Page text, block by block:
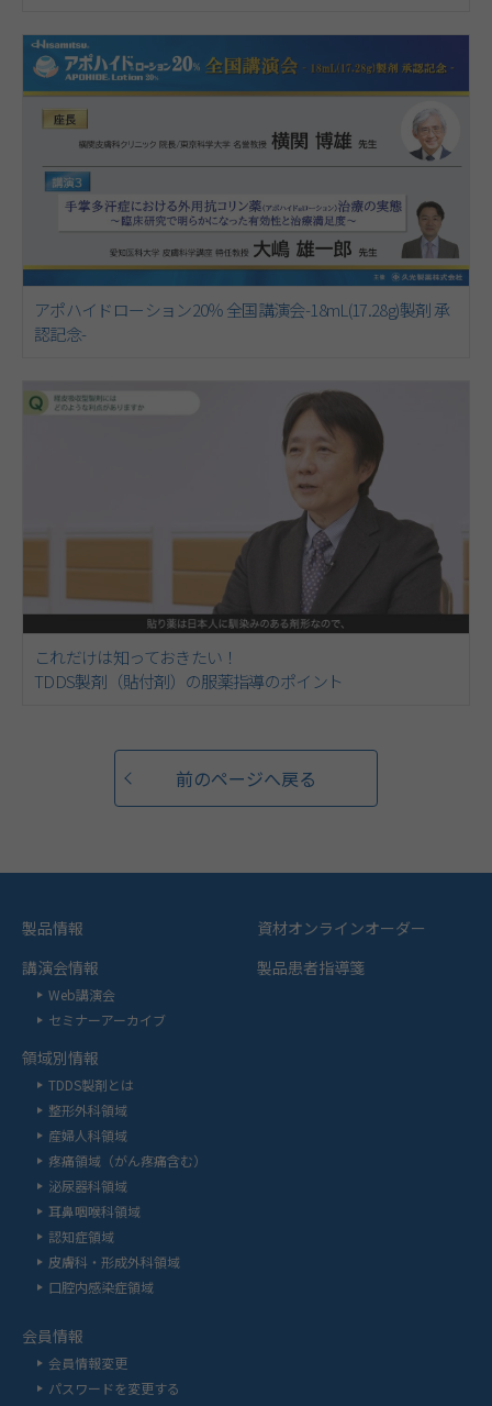
アポハイドローション20％ 全国講演会-18mL(17.28g)製剤 承
認記念-
これだけは知っておきたい！
TDDS製剤（貼付剤）の服薬指導のポイント
前のページへ戻る
製品情報
講演会情報
Web講演会
セミナーアーカイブ
領域別情報
TDDS製剤とは
整形外科領域
産婦人科領域
疼痛領域（がん疼痛含む）
泌尿器科領域
耳鼻咽喉科領域
認知症領域
皮膚科・形成外科領域
口腔内感染症領域
資材オンラインオーダー
製品患者指導箋
会員情報
会員情報変更
パスワードを変更する